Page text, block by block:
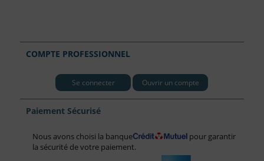
COMPTE PROFESSIONNEL
Se connecter Ouvrir un compte
Paiement Sécurisé
Nous avons choisi la banque
pour garantir
la sécurité de votre paiement.